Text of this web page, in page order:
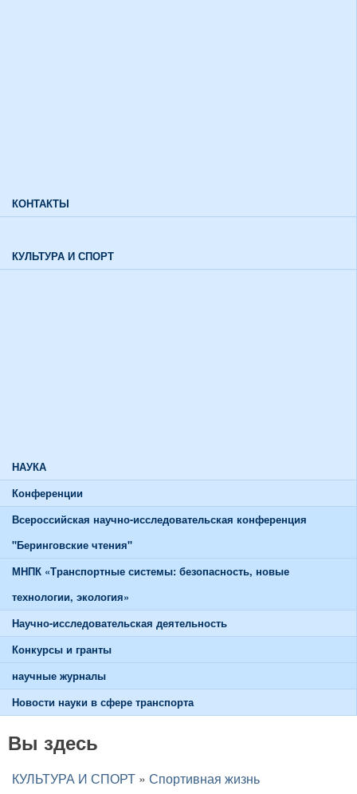
КОНТАКТЫ
КУЛЬТУРА И СПОРТ
НАУКА
Конференции
Всероссийская научно-исследовательская конференция
"Беринговские чтения"
МНПК «Транспортные системы: безопасность, новые
технологии, экология»
Научно-исследовательская деятельность
Конкурсы и гранты
научные журналы
Новости науки в сфере транспорта
Вы здесь
КУЛЬТУРА И СПОРТ » Спортивная жизнь